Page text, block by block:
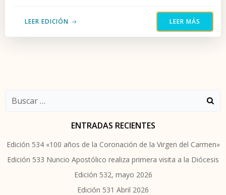
LEER EDICIÓN LEER MÁS
Buscar:
ENTRADAS RECIENTES
Edición 534 «100 años de la Coronación de la Virgen del Carmen»
Edición 533 Nuncio Apostólico realiza primera visita a la Diócesis
Edición 532, mayo 2026
Edición 531 Abril 2026